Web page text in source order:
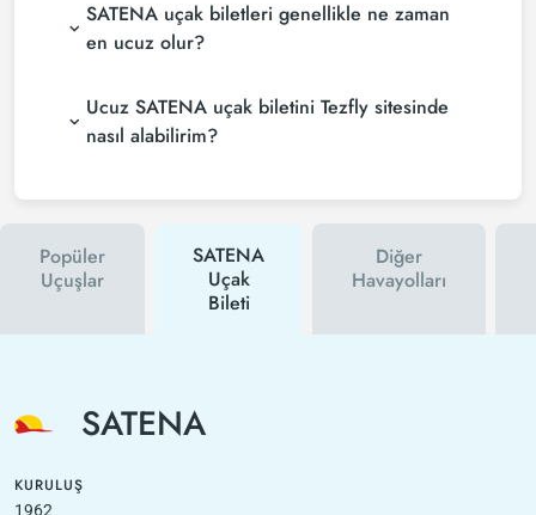
SATENA uçak biletleri genellikle ne zaman
en ucuz olur?
Ucuz SATENA uçak biletini Tezfly sitesinde
nasıl alabilirim?
Popüler
Uçuşlar
SATENA
Uçak
Bileti
Diğer
Havayolları
SATENA
KURULUŞ
1962